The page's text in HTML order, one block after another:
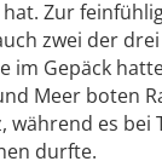
Zur
zwei der
im Gepäck
Meer boten
während es bei
durfte.